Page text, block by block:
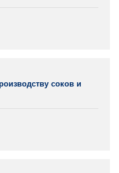
соков и